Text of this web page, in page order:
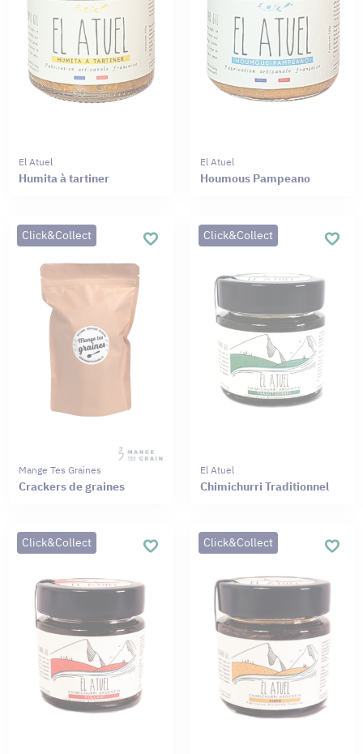
El Atuel
Humita à tartiner
El Atuel
Houmous Pampeano
Click&Collect
Mange Tes Graines
Crackers de graines
Click&Collect
El Atuel
Chimichurri Traditionnel
Click&Collect Click&Collect